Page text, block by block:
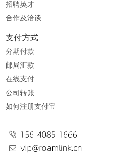
招聘英才
合作及洽谈
支付方式
分期付款
邮局汇款
在线支付
公司转账
如何注册支付宝